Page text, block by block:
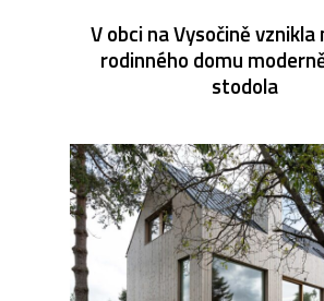
V obci na Vysočině vznikla
rodinného domu
stodola